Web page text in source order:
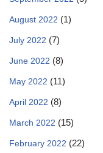
August 2022 (1)
July 2022 (7)
June 2022 (8)
May 2022 (11)
April 2022 (8)
March 2022 (15)
February 2022 (22)